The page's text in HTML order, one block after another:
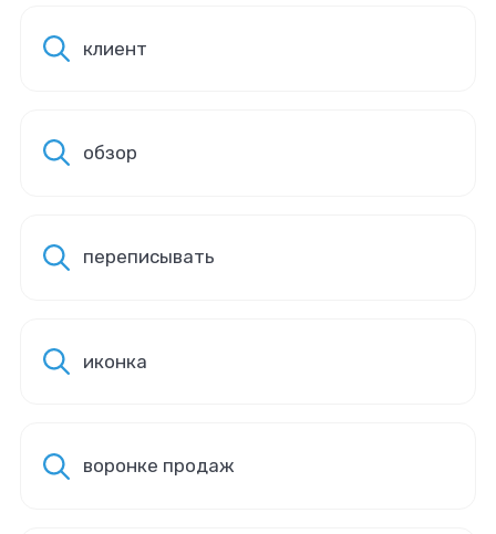
клиент
обзор
переписывать
иконка
воронке продаж